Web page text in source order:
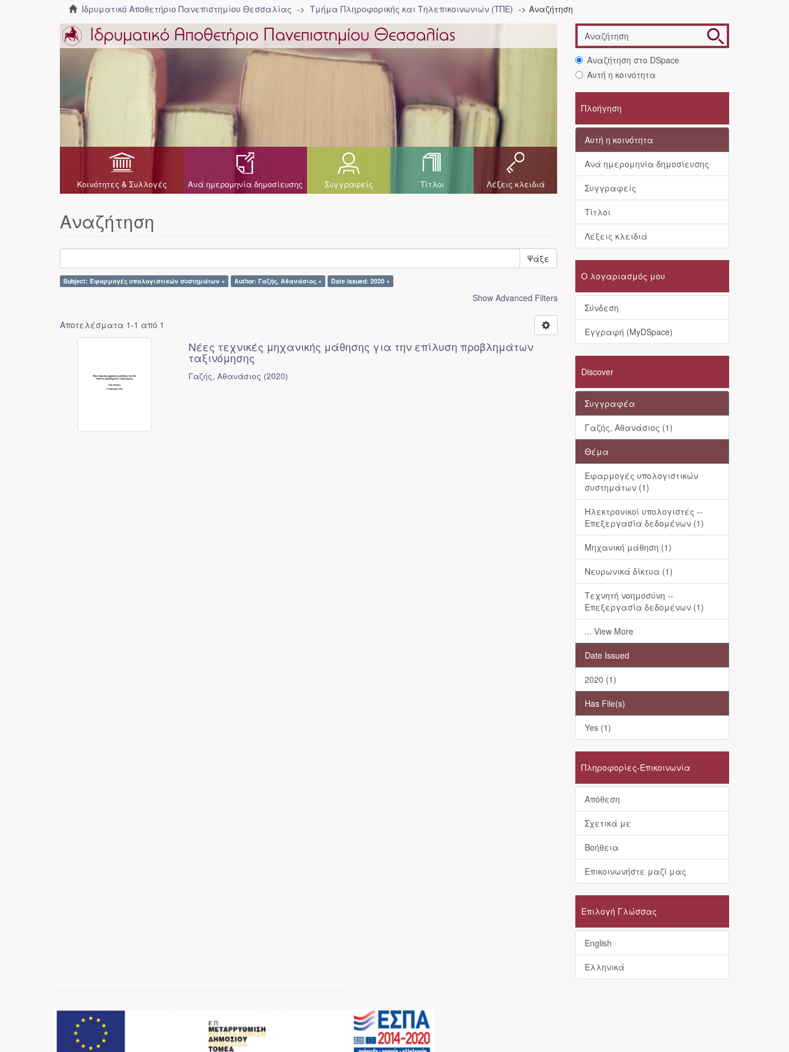
Ιδρυματικό Αποθετήριο Πανεπιστημίου Θεσσαλίας Τμήμα Πληροφορικής και Τηλεπικοινωνιών (ΤΠΕ) Αναζήτηση
Κοινότητες & Συλλογές Ανά ημερομηνία δημοσίευσης Συγγραφείς Τίτλοι Λέξεις κλειδιά
Αναζήτηση
Ψάξε
Subject: Εφαρμογές υπολογιστικών συστημάτων × Author: Γαζής, Αθανάσιος × Date issued: 2020 ×
Show Advanced Filters
Αποτελέσματα 1-1 από 1
Νέες τεχνικές μηχανικής μάθησης για την επίλυση προβλημάτων
ταξινόμησης
Γαζής, Αθανάσιος (2020)
Αναζήτηση στο DSpace
Αυτή η κοινότητα
Πλοήγηση
Αυτή η κοινότητα
Ανά ημερομηνία δημοσίευσης
Συγγραφείς
Τίτλοι
Λέξεις κλειδιά
Ο λογαριασμός μου
Σύνδεση
Εγγραφή (MyDSpace)
Discover
Συγγραφέα
Γαζής, Αθανάσιος (1)
Θέμα
Εφαρμογές υπολογιστικών
συστημάτων (1)
Ηλεκτρονικοί υπολογιστές --
Επεξεργασία δεδομένων (1)
Μηχανική μάθηση (1)
Νευρωνικά δίκτυα (1)
Τεχνητή νοημοσύνη --
Επεξεργασία δεδομένων (1)
... View More
Date Issued
2020 (1)
Has File(s)
Yes (1)
Πληροφορίες-Επικοινωνία
Απόθεση
Σχετικά με
Βοήθεια
Επικοινωνήστε μαζί μας
Επιλογή Γλώσσας
English
Ελληνικά